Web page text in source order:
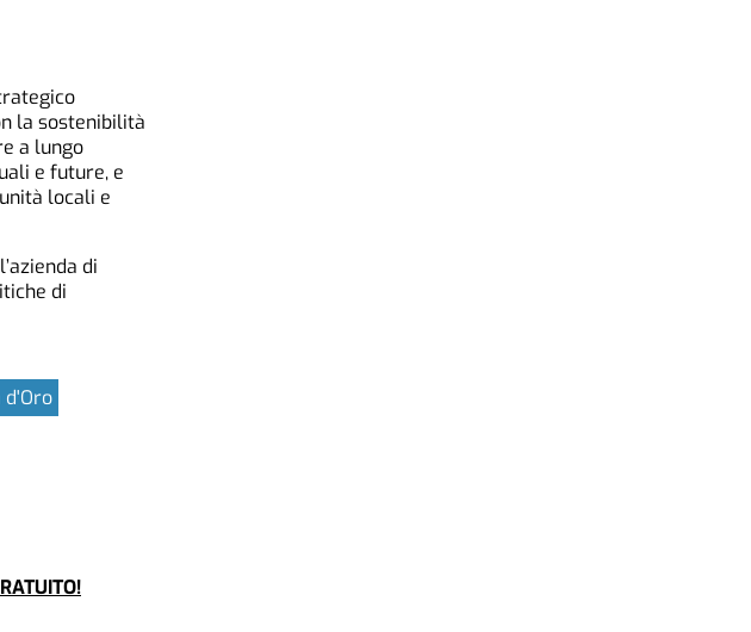
la sostenibilità
a lungo
e future, e
locali e
di
di
d'Oro